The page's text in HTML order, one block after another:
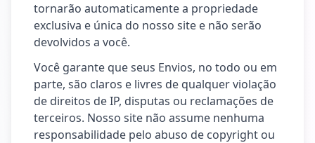
tornarão automaticamente a propriedade
exclusiva e única do nosso site e não serão
devolvidos a você.
Você garante que seus Envios, no todo ou em
parte, são claros e livres de qualquer violação
de direitos de IP, disputas ou reclamações de
terceiros. Nosso site não assume nenhuma
responsabilidade pelo abuso de copyright ou